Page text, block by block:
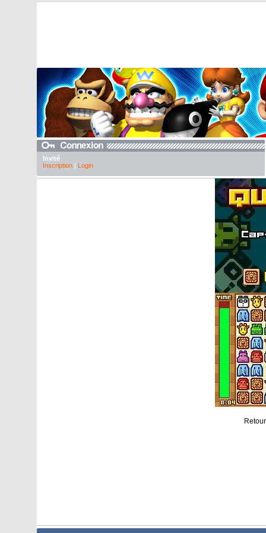
Invité
Inscription| Login
Galerie